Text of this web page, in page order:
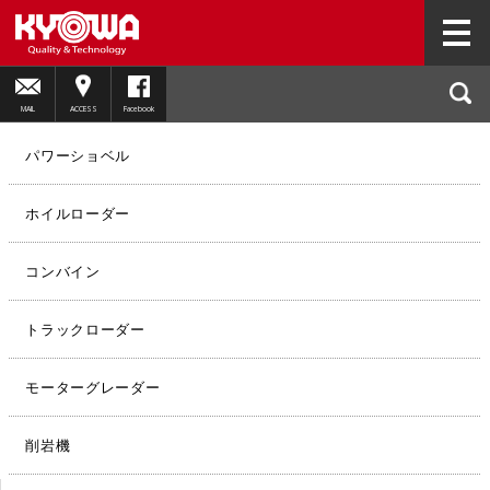
MAIL ACCESS Facebook
HOME 製品情報
パワーショベル
ホイルローダー
コンバイン
トラックローダー
モーターグレーダー
削岩機